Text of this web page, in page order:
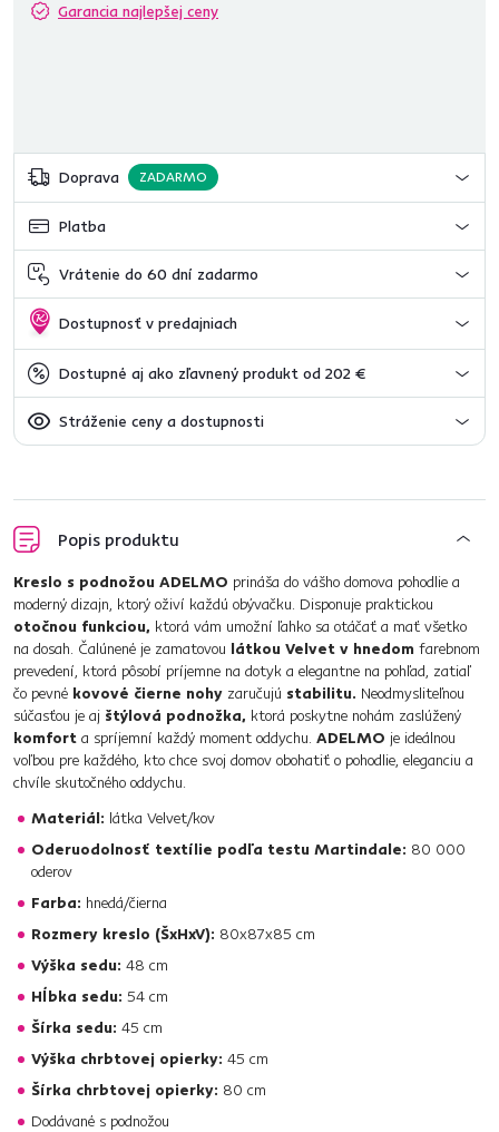
Garancia najlepšej ceny
Doprava ZADARMO
Platba
Vrátenie do 60 dní zadarmo
Dostupnosť v predajniach
Dostupné aj ako zľavnený produkt od 202 €
Stráženie ceny a dostupnosti
Popis produktu
Kreslo s podnožou ADELMO prináša do vášho domova pohodlie a
moderný dizajn, ktorý oživí každú obývačku. Disponuje praktickou
otočnou funkciou, ktorá vám umožní ľahko sa otáčať a mať všetko
na dosah. Čalúnené je zamatovou látkou Velvet v hnedom farebnom
prevedení, ktorá pôsobí príjemne na dotyk a elegantne na pohľad, zatiaľ
čo pevné kovové čierne nohy zaručujú stabilitu. Neodmysliteľnou
súčasťou je aj štýlová podnožka, ktorá poskytne nohám zaslúžený
komfort a spríjemní každý moment oddychu. ADELMO je ideálnou
voľbou pre každého, kto chce svoj domov obohatiť o pohodlie, eleganciu a
chvíle skutočného oddychu.
Materiál: látka Velvet/kov
Oderuodolnosť textílie podľa testu Martindale: 80 000
oderov
Farba: hnedá/čierna
Rozmery kreslo (ŠxHxV): 80x87x85 cm
Výška sedu: 48 cm
Hĺbka sedu: 54 cm
Šírka sedu: 45 cm
Výška chrbtovej opierky: 45 cm
Šírka chrbtovej opierky: 80 cm
Dodávané s podnožou